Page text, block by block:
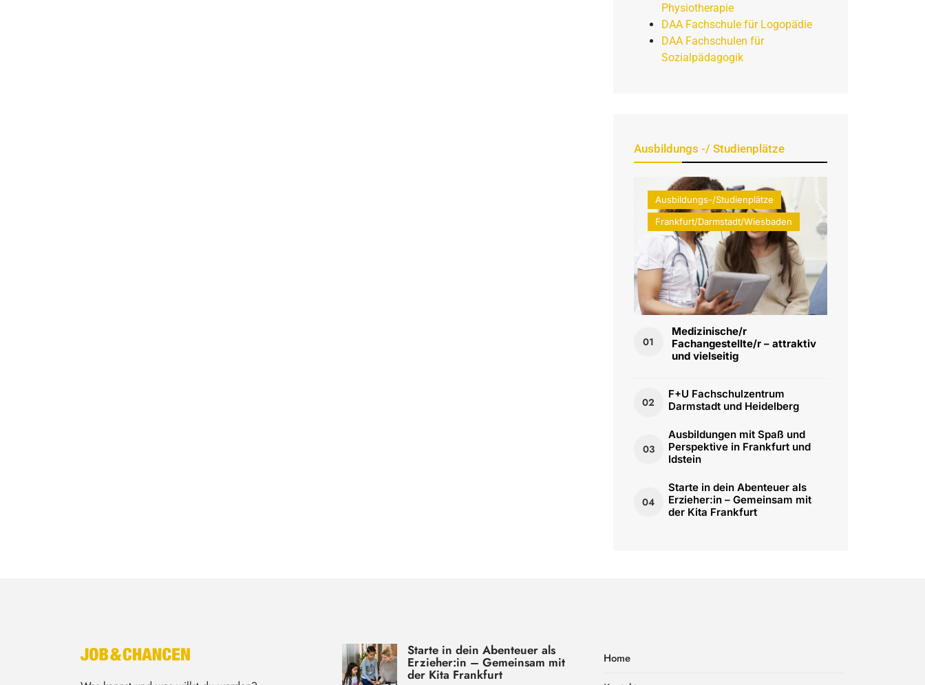
Physiotherapie
DAA Fachschule für Logopädie
DAA Fachschulen für
Sozialpädagogik
Ausbildungs -/ Studienplätze
Ausbildungs-/Studienplätze
Frankfurt/Darmstadt/Wiesbaden
01
Medizinische/r
Fachangestellte/r – attraktiv
und vielseitig
02
F+U Fachschulzentrum
Darmstadt und Heidelberg
03
Ausbildungen mit Spaß und
Perspektive in Frankfurt und
Idstein
04
Starte in dein Abenteuer als
Erzieher:in – Gemeinsam mit
der Kita Frankfurt
Starte in dein Abenteuer als
Erzieher:in – Gemeinsam mit
der Kita Frankfurt
Home